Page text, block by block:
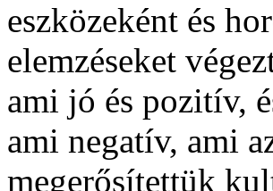
eszközeként és
elemzéseket
ami jó és pozitív,
ami negatív, ami
megerősítettük